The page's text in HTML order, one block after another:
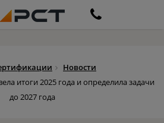
Новости
итоги 2025 года и определила задачи
до 2027 года